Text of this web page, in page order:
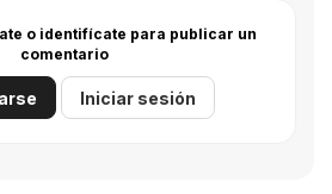
o identifícate para publicar un
comentario
Iniciar sesión